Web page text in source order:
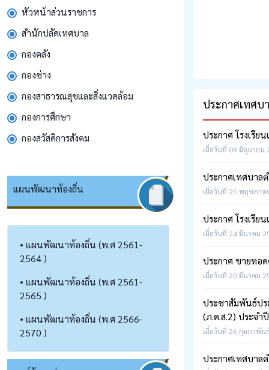
หัวหน้าส่วนราชการ
สํานักปลัดเทศบาล
กองคลัง
กองช่าง
กองสาธารณสุขและสิ่งแวดล้อม
กองการศึกษา
กองสวัสดิการสังคม
แผนพัฒนาท้องถิ่น
• แผนพัฒนาท้องถิ่น (พ.ศ 2561-
2564 )
• แผนพัฒนาท้องถิ่น (พ.ศ 2561-
2565 )
• แผนพัฒนาท้องถิ่น (พ.ศ 2566-
2570 )
ประกาศเทศบ
ประกาศ โรงเรี
เมื่อวันที่ 09 มิถุนายน
ประกาศเทศบา
เมื่อวันที่ 25 พฤษภาค
ประกาศ โรงเรีย
เมื่อวันที่ 24 มีนาคม
ประกาศ ขายทอ
เมื่อวันที่ 20 มีนาคม
ประชาสัมพันธ์ปร
(ภ.ด.ส.2) ประจ
เมื่อวันที่ 26 กุมภาพัน
ประกาศเทศบาล